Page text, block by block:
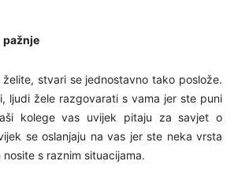
pažnje
stvari se jednostavno tako poslože.
ljudi žele razgovarati s vama jer ste puni
kolege vas uvijek pitaju za savjet o
se oslanjaju na vas jer ste neka vrsta
s raznim situacijama.